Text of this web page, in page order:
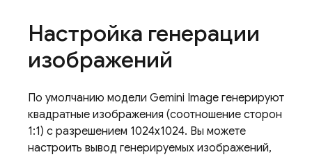
Настройка генерации
изображений
По умолчанию модели Gemini Image генерируют
квадратные изображения (соотношение сторон
1:1) с разрешением 1024x1024. Вы можете
настроить вывод генерируемых изображений,